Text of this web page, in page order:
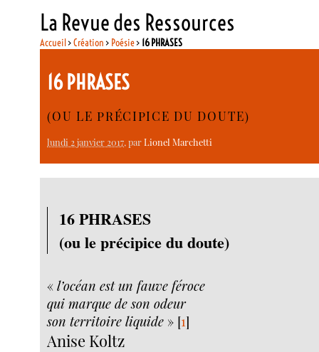
La Revue des Ressources
Accueil>Création > Poésie> 16 PHRASES
16 PHRASES
(OU LE PRÉCIPICE DU DOUTE)
lundi 2 janvier 2017, parLionel Marchetti
16 PHRASES
(ou le précipice du doute)
«l’océan est un fauve féroce
qui marque de son odeur
son territoire liquide » [1]
Anise Koltz